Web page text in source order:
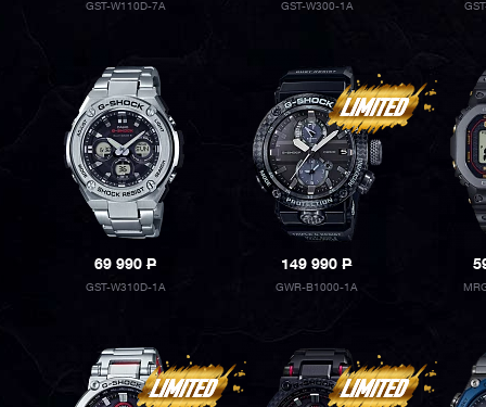
GST-W110D-7A GST-W300-1A
69 990P
GST-W310D-1A
149 990P
GWR-B1000-1A